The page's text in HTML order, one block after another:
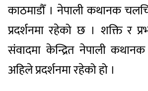
काठमाडौँ । नेपाली कथानक
प्रदर्शनमा रहेको छ । शक्ति र
संवादमा केन्द्रित नेपाली कथानक
अहिले प्रदर्शनमा रहेको हो ।